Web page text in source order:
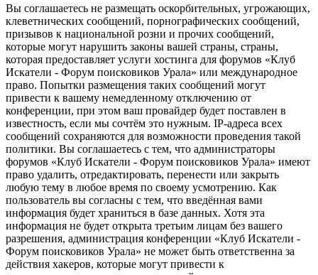
Вы соглашаетесь не размещать оскорбительных, угрожающих,
клеветнических сообщений, порнографических сообщений,
призывов к национальной розни и прочих сообщений,
которые могут нарушить законы вашей страны, страны,
которая предоставляет услуги хостинга для форумов «Клуб
Искатели - Форум поисковиков Урала» или международное
право. Попытки размещения таких сообщений могут
привести к вашему немедленному отключению от
конференции, при этом ваш провайдер будет поставлен в
известность, если мы сочтём это нужным. IP-адреса всех
сообщений сохраняются для возможности проведения такой
политики. Вы соглашаетесь с тем, что администраторы
форумов «Клуб Искатели - Форум поисковиков Урала» имеют
право удалить, отредактировать, перенести или закрыть
любую тему в любое время по своему усмотрению. Как
пользователь вы согласны с тем, что введённая вами
информация будет храниться в базе данных. Хотя эта
информация не будет открыта третьим лицам без вашего
разрешения, администрация конференции «Клуб Искатели -
Форум поисковиков Урала» не может быть ответственна за
действия хакеров, которые могут привести к